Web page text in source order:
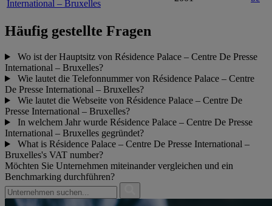
International – Bruxelles
Häufig gestellte Fragen
Wo ist der Hauptsitz von Résidence Palace – Centre De Presse
International – Bruxelles?
Wie lautet die Telefonnummer von Résidence Palace – Centre
De Presse International – Bruxelles?
Wie lautet die Webseite von Résidence Palace – Centre De
Presse International – Bruxelles?
In welchem Jahr wurde Résidence Palace – Centre De Presse
International – Bruxelles gegründet?
What is Résidence Palace – Centre De Presse International –
Bruxelles's VAT number?
Möchten Sie Unternehmen miteinander vergleichen und ein
Benchmarking durchführen?